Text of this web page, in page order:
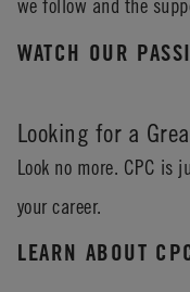
we follow and the
WATCH OUR
Looking for a
Look no more. CPC is
your career.
LEARN ABOUT